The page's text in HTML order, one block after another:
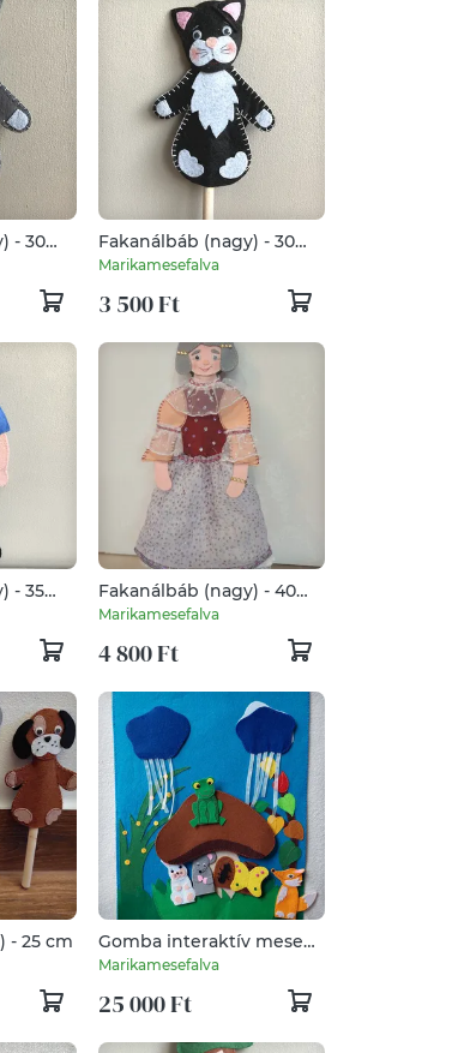
- 30
Fakanálbáb (nagy) - 30
cm (Macska - fekete)
Marikamesefalva
3 500 Ft
- 35
Fakanálbáb (nagy) - 40
cm (Királyné)
Marikamesefalva
4 800 Ft
- 25 cm
Gomba interaktív mese
ujjbábokkal
Marikamesefalva
25 000 Ft